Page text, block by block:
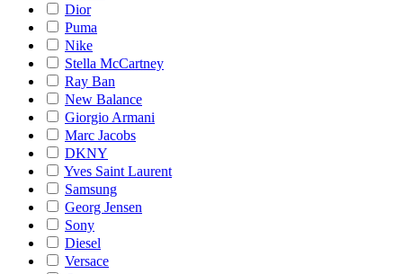
Dior
Puma
Nike
Stella McCartney
Ray Ban
New Balance
Giorgio Armani
Marc Jacobs
DKNY
Yves Saint Laurent
Samsung
Georg Jensen
Sony
Diesel
Versace